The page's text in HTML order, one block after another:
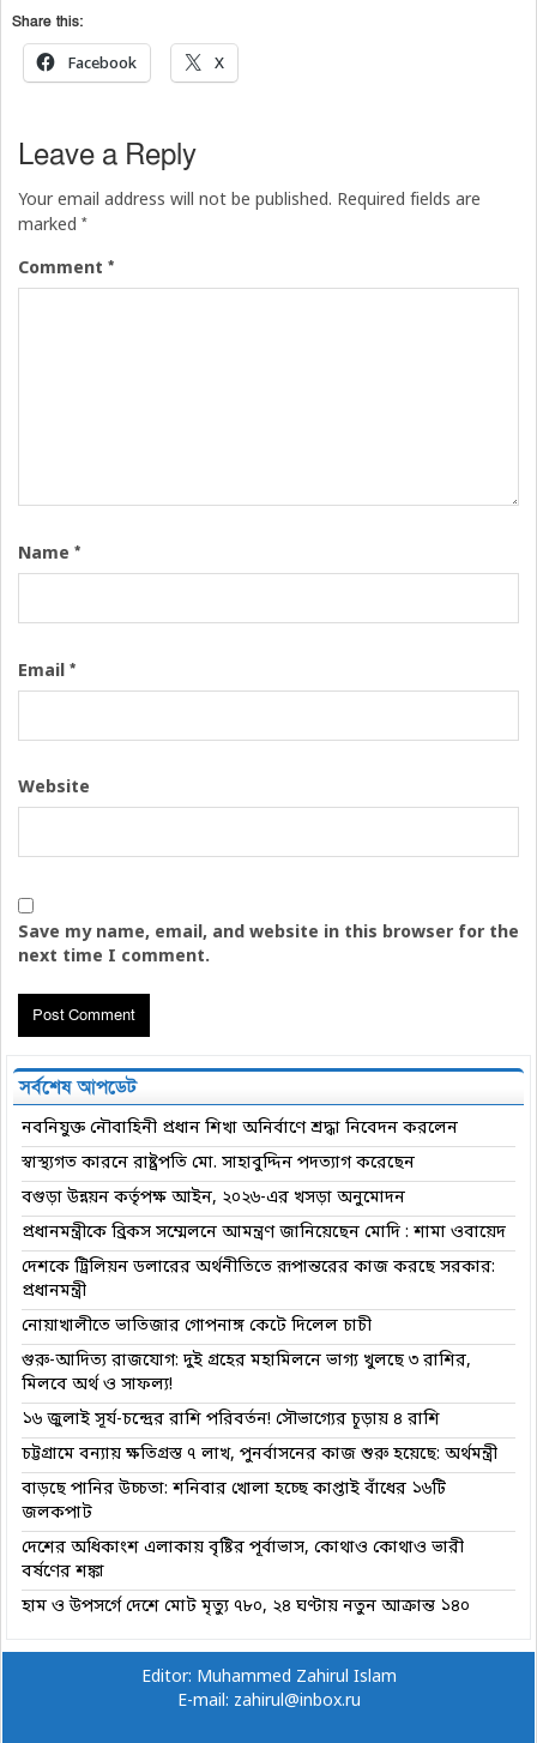
Share this:
Facebook X
Leave a Reply
Your email address will not be published. Required fields are
marked *
Comment *
Name *
Email *
Website
Save my name, email, and website in this browser for the
next time I comment.
সর্বশেষ আপডেট
নবনিযুক্ত নৌবাহিনী প্রধান শিখা অনির্বাণে শ্রদ্ধা নিবেদন করলেন
স্বাস্থ্যগত কারনে রাষ্ট্রপতি মো. সাহাবুদ্দিন পদত্যাগ করেছেন
বগুড়া উন্নয়ন কর্তৃপক্ষ আইন, ২০২৬-এর খসড়া অনুমোদন
প্রধানমন্ত্রীকে ব্রিকস সম্মেলনে আমন্ত্রণ জানিয়েছেন মোদি : শামা ওবায়েদ
দেশকে ট্রিলিয়ন ডলারের অর্থনীতিতে রূপান্তরের কাজ করছে সরকার:
প্রধানমন্ত্রী
নোয়াখালীতে ভাতিজার গোপনাঙ্গ কেটে দিলেল চাচী
গুরু-আদিত্য রাজযোগ: দুই গ্রহের মহামিলনে ভাগ্য খুলছে ৩ রাশির,
মিলবে অর্থ ও সাফল্য!
১৬ জুলাই সূর্য-চন্দ্রের রাশি পরিবর্তন! সৌভাগ্যের চূড়ায় ৪ রাশি
চট্টগ্রামে বন্যায় ক্ষতিগ্রস্ত ৭ লাখ, পুনর্বাসনের কাজ শুরু হয়েছে: অর্থমন্ত্রী
বাড়ছে পানির উচ্চতা: শনিবার খোলা হচ্ছে কাপ্তাই বাঁধের ১৬টি
জলকপাট
দেশের অধিকাংশ এলাকায় বৃষ্টির পূর্বাভাস, কোথাও কোথাও ভারী
বর্ষণের শঙ্কা
হাম ও উপসর্গে দেশে মোট মৃত্যু ৭৮০, ২৪ ঘণ্টায় নতুন আক্রান্ত ১৪০
Editor: Muhammed Zahirul Islam
E-mail: zahirul@inbox.ru